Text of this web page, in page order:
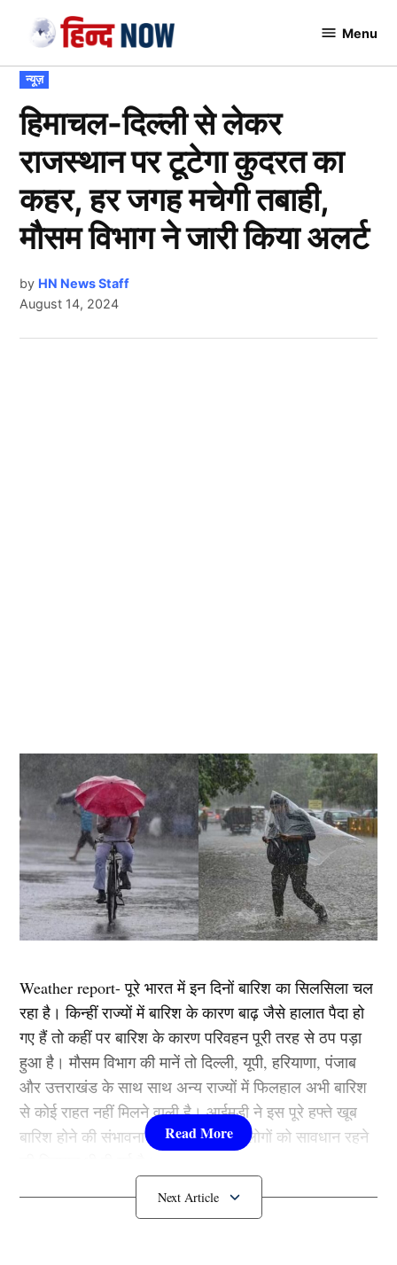
content
Menu
POSTED
IN
न्यूज़
हिमाचल-दिल्ली से लेकर
राजस्थान पर टूटेगा कुदरत का
कहर, हर जगह मचेगी तबाही,
मौसम विभाग ने जारी किया अलर्ट
by HN News Staff
August 14, 2024
Weather report- पूरे भारत में इन दिनों बारिश का सिलसिला चल
रहा है। किन्हीं राज्यों में बारिश के कारण बाढ़ जैसे हालात पैदा हो
गए हैं तो कहीं पर बारिश के कारण परिवहन पूरी तरह से ठप पड़ा
हुआ है। मौसम विभाग की मानें तो दिल्ली, यूपी, हरियाणा, पंजाब
और उत्तराखंड के साथ साथ अन्य राज्यों में फिलहाल अभी बारिश
से कोई राहत नहीं मिलने वाली है। आईमडी ने इस पूरे हफ्ते खूब
बारिश होने की संभावना जताई है, साथ ही लोगों को सावधान रहने
दिल्ली में जारी किया गया येलो अलर्ट